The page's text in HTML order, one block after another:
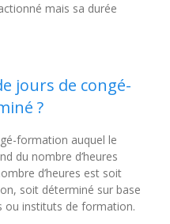
mais sa durée
jours de congé-
?
formation auquel le
du nombre d’heures
d’heures est soit
soit déterminé sur base
ou instituts de formation.